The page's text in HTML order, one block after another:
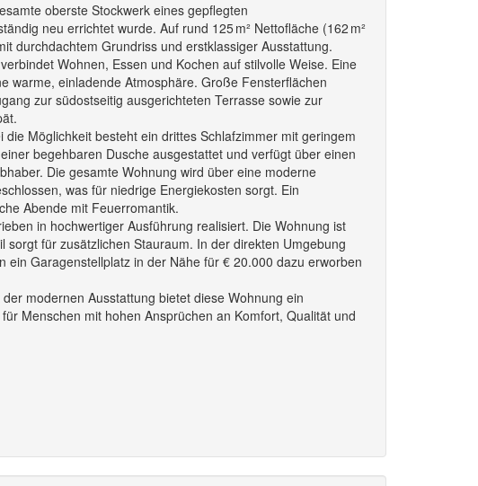
oberste Stockwerk eines gepflegten
neu errichtet wurde. Auf rund 125 m² Nettofläche (162 m²
durchdachtem Grundriss und erstklassiger Ausstattung.
Wohnen, Essen und Kochen auf stilvolle Weise. Eine
warme, einladende Atmosphäre. Große Fensterflächen
zur südostseitig ausgerichteten Terrasse sowie zur
Möglichkeit besteht ein drittes Schlafzimmer mit geringem
begehbaren Dusche ausgestattet und verfügt über einen
Die gesamte Wohnung wird über eine moderne
was für niedrige Energiekosten sorgt. Ein
Abende mit Feuerromantik.
in hochwertiger Ausführung realisiert. Die Wohnung ist
für zusätzlichen Stauraum. In der direkten Umgebung
Garagenstellplatz in der Nähe für € 20.000 dazu erworben
modernen Ausstattung bietet diese Wohnung ein
Menschen mit hohen Ansprüchen an Komfort, Qualität und